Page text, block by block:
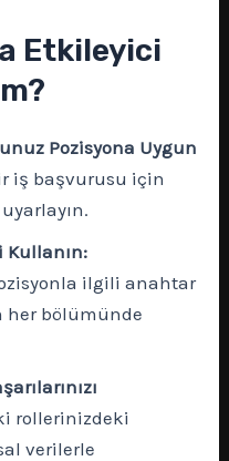
Etkileyici
Pozisyona Uygun
iş başvurusu için
Kullanın:
ilgili anahtar
her bölümünde
rollerinizdeki
verilerle